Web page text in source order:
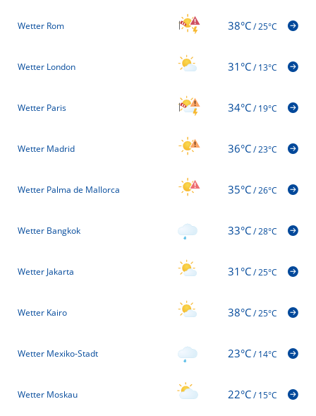
Wetter Rom 38°C/25°C
Wetter London 31°C/13°C
Wetter Paris 34°C/19°C
Wetter Madrid 36°C/23°C
Wetter Palma de Mallorca 35°C/26°C
Wetter Bangkok 33°C/28°C
Wetter Jakarta 31°C/25°C
Wetter Kairo 38°C/25°C
Wetter Mexiko-Stadt 23°C/14°C
Wetter Moskau 22°C/15°C